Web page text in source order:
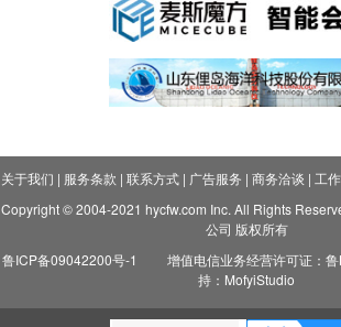
关于我们 | 服务条款 | 联系方式| 广告服务 | 商务洽谈 | 工
Copyright © 2004-2021 hycfw.com Inc. All Rights
公司 版权所有
鲁ICP备09042200号-1
增值电信业务经营许可证：
持：MofyiStudio